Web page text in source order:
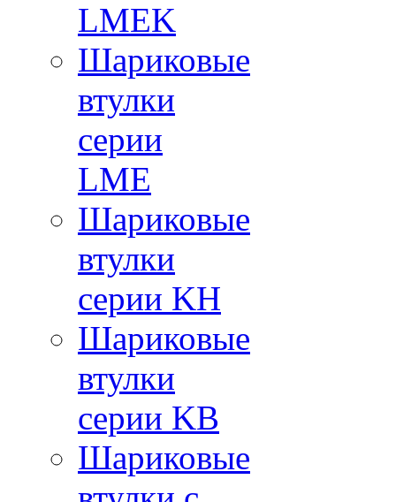
LMEK
Шариковые
втулки
серии
LME
Шариковые
втулки
серии KH
Шариковые
втулки
серии KB
Шариковые